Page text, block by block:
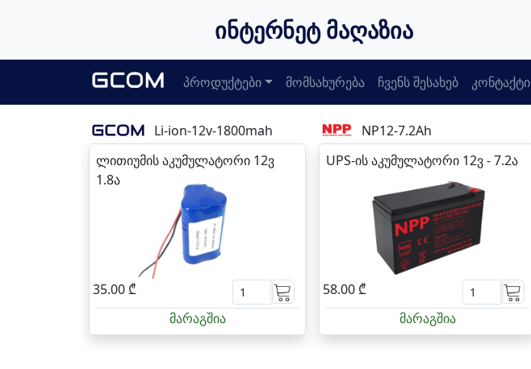
ინტერნეტ მაღაზია
პროდუქტები მომსახურება ჩვენს შესახებ კონტაქტი
Li-ion-12v-1800mah
ლითიუმის აკუმულატორი 12ვ
1.8ა
35.00 ₾
მარაგშია
NP12-7.2Ah
UPS-ის აკუმულატორი 12ვ - 7.2ა
58.00 ₾
მარაგშია